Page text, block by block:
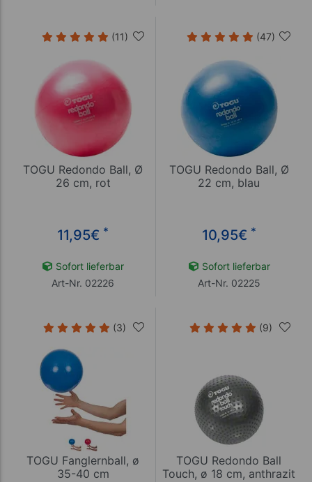
(11)
TOGU Redondo Ball, Ø
26 cm, rot
11,95€ *
Sofort lieferbar
Art-Nr. 02226
(47)
TOGU Redondo Ball, Ø
22 cm, blau
10,95€ *
Sofort lieferbar
Art-Nr. 02225
(3)
TOGU Fanglernball, ø
35-40 cm
(9)
TOGU Redondo Ball
Touch, ø 18 cm, anthrazit